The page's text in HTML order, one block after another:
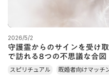
2026/5/2
守護霊からのサインを受け
で訪れる8つの不思議な合図
スピリチュアル 既婚者向けマッチ